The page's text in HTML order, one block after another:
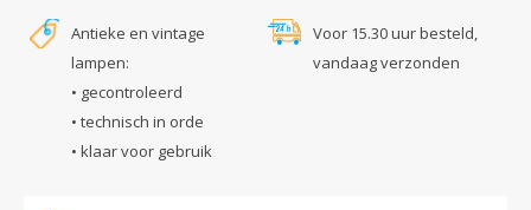
Antieke en vintage
lampen:
• gecontroleerd
• technisch in orde
• klaar voor gebruik
Voor 15.30 uur besteld,
vandaag verzonden